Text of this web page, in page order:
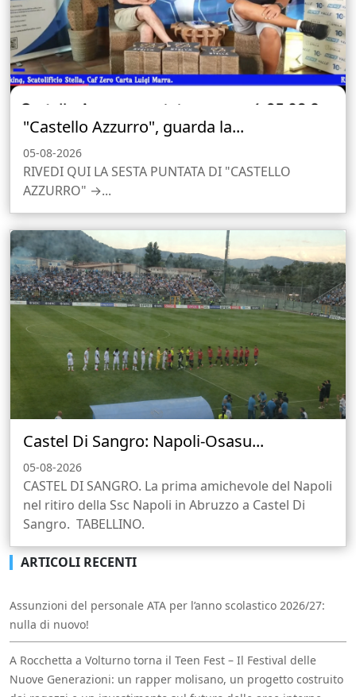
"Castello Azzurro", guarda la...
05-08-2026
RIVEDI QUI LA SESTA PUNTATA DI "CASTELLO
AZZURRO" →...
Castel Di Sangro: Napoli-Osasu...
05-08-2026
CASTEL DI SANGRO. La prima amichevole del Napoli
nel ritiro della Ssc Napoli in Abruzzo a Castel Di
Sangro. TABELLINO.
ARTICOLI RECENTI
Assunzioni del personale ATA per l’anno scolastico 2026/27:
nulla di nuovo!
A Rocchetta a Volturno torna il Teen Fest – Il Festival delle
Nuove Generazioni: un rapper molisano, un progetto costruito